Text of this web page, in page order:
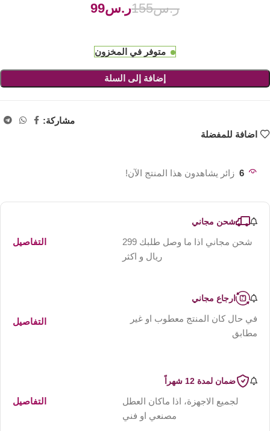
ر.س155ر.س99
متوفر في المخزون
إضافة إلى السلة
مشاركة:
اضافة للمفضلة
6 زائر يشاهدون هذا المنتج الآن!
شحن مجاني
شحن مجاني اذا ما وصل طلبك 299
ريال و اكثر
التفاصيل
ارجاع مجاني
في حال كان المنتج معطوب او غير
مطابق
التفاصيل
ضمان لمدة 12 شهراً
لجميع الاجهزة، اذا ماكان العطل
مصنعي او فني
التفاصيل